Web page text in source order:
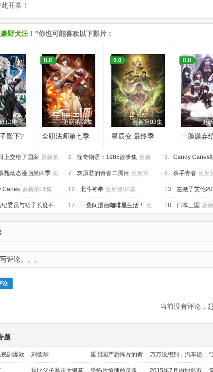
开幕！
野犬汪！ "你也可能喜欢以下影片：
HD中字
殿下?
版
更新第02集
0.0
全职法师第七季
更新第03集
0.0
星辰变 最终季
更
0.0
一脸嫌弃
上交给了国家 更新第 2. 怪奇物语：1985故事集 更新
第10集
3. Candy Caries
新第05集
甄动态漫画第四季 更 7. 灰原君的青春二周目 更新第
07集
8. 杀手青春 更新
Caries 更新第01集 12. 北斗神拳 更新第08集 13. 左撇子艾伦
纪委员与裙子长度不
事 更新第07集
17. 一叠间漫画咖啡屋生活！ 更
新第06集
18. 日本三国 更
论
当前没有评论，
题
视剧爆款 刘德华 重回国产恐怖片的黄
金时代
万万没想到，汽车还
能干这个？ 道
逗比父子暴走大银幕 恐怖片惊悚的灵魂 2015年7月内地影市